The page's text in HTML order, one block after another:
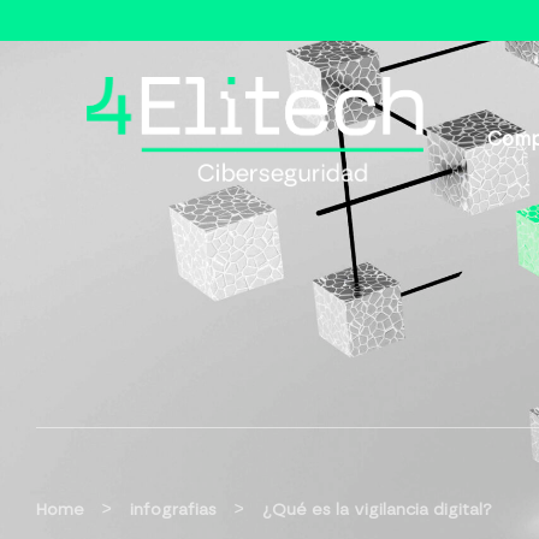
Home > infografias > ¿Qué es la vigilancia digital?